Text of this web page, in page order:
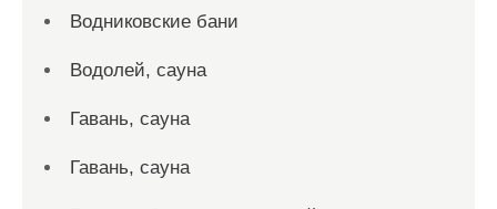
Водниковские бани
Водолей, сауна
Гавань, сауна
Гавань, сауна